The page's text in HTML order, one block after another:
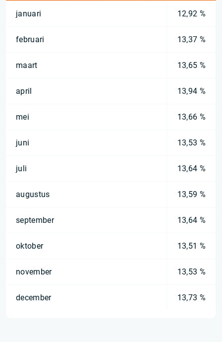
januari 12,92 %
februari 13,37 %
maart 13,65 %
april 13,94 %
mei 13,66 %
juni 13,53 %
juli 13,64 %
augustus 13,59 %
september 13,64 %
oktober 13,51 %
november 13,53 %
december 13,73 %